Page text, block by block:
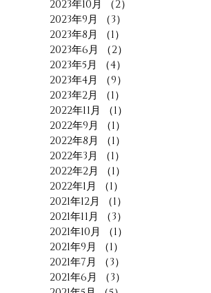
2023年10月
（2）
2023年9月
（3）
2023年8月
（1）
2023年6月
（2）
2023年5月
（4）
2023年4月
（9）
2023年2月
（1）
2022年11月
（1）
2022年9月
（1）
2022年8月
（1）
2022年3月
（1）
2022年2月
（1）
2022年1月
（1）
2021年12月
（1）
2021年11月
（3）
2021年10月
（1）
2021年9月
（1）
2021年7月
（3）
2021年6月
（3）